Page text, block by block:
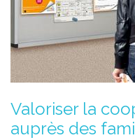
Valoriser la
auprès des